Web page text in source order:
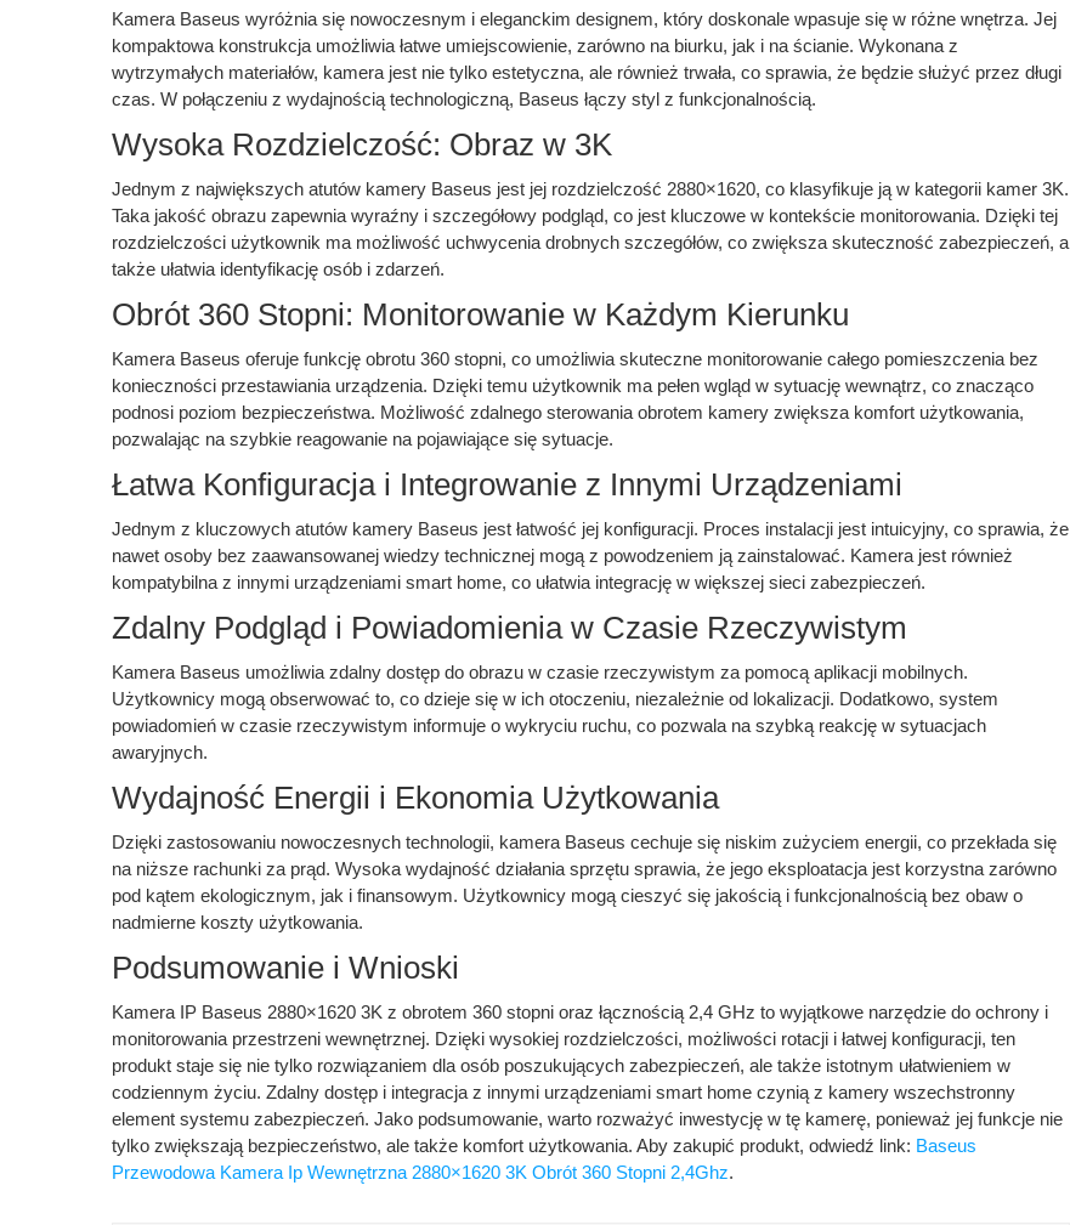
Kamera Baseus wyróżnia się nowoczesnym i eleganckim designem, który doskonale wpasuje się w różne wnętrza. Jej
kompaktowa konstrukcja umożliwia łatwe umiejscowienie, zarówno na biurku, jak i na ścianie. Wykonana z
wytrzymałych materiałów, kamera jest nie tylko estetyczna, ale również trwała, co sprawia, że będzie służyć przez długi
czas. W połączeniu z wydajnością technologiczną, Baseus łączy styl z funkcjonalnością.
Wysoka Rozdzielczość: Obraz w 3K
Jednym z największych atutów kamery Baseus jest jej rozdzielczość 2880×1620, co klasyfikuje ją w kategorii kamer 3K.
Taka jakość obrazu zapewnia wyraźny i szczegółowy podgląd, co jest kluczowe w kontekście monitorowania. Dzięki tej
rozdzielczości użytkownik ma możliwość uchwycenia drobnych szczegółów, co zwiększa skuteczność zabezpieczeń, a
także ułatwia identyfikację osób i zdarzeń.
Obrót 360 Stopni: Monitorowanie w Każdym Kierunku
Kamera Baseus oferuje funkcję obrotu 360 stopni, co umożliwia skuteczne monitorowanie całego pomieszczenia bez
konieczności przestawiania urządzenia. Dzięki temu użytkownik ma pełen wgląd w sytuację wewnątrz, co znacząco
podnosi poziom bezpieczeństwa. Możliwość zdalnego sterowania obrotem kamery zwiększa komfort użytkowania,
pozwalając na szybkie reagowanie na pojawiające się sytuacje.
Łatwa Konfiguracja i Integrowanie z Innymi Urządzeniami
Jednym z kluczowych atutów kamery Baseus jest łatwość jej konfiguracji. Proces instalacji jest intuicyjny, co sprawia, że
nawet osoby bez zaawansowanej wiedzy technicznej mogą z powodzeniem ją zainstalować. Kamera jest również
kompatybilna z innymi urządzeniami smart home, co ułatwia integrację w większej sieci zabezpieczeń.
Zdalny Podgląd i Powiadomienia w Czasie Rzeczywistym
Kamera Baseus umożliwia zdalny dostęp do obrazu w czasie rzeczywistym za pomocą aplikacji mobilnych.
Użytkownicy mogą obserwować to, co dzieje się w ich otoczeniu, niezależnie od lokalizacji. Dodatkowo, system
powiadomień w czasie rzeczywistym informuje o wykryciu ruchu, co pozwala na szybką reakcję w sytuacjach
awaryjnych.
Wydajność Energii i Ekonomia Użytkowania
Dzięki zastosowaniu nowoczesnych technologii, kamera Baseus cechuje się niskim zużyciem energii, co przekłada się
na niższe rachunki za prąd. Wysoka wydajność działania sprzętu sprawia, że jego eksploatacja jest korzystna zarówno
pod kątem ekologicznym, jak i finansowym. Użytkownicy mogą cieszyć się jakością i funkcjonalnością bez obaw o
nadmierne koszty użytkowania.
Podsumowanie i Wnioski
Kamera IP Baseus 2880×1620 3K z obrotem 360 stopni oraz łącznością 2,4 GHz to wyjątkowe narzędzie do ochrony i
monitorowania przestrzeni wewnętrznej. Dzięki wysokiej rozdzielczości, możliwości rotacji i łatwej konfiguracji, ten
produkt staje się nie tylko rozwiązaniem dla osób poszukujących zabezpieczeń, ale także istotnym ułatwieniem w
codziennym życiu. Zdalny dostęp i integracja z innymi urządzeniami smart home czynią z kamery wszechstronny
element systemu zabezpieczeń. Jako podsumowanie, warto rozważyć inwestycję w tę kamerę, ponieważ jej funkcje nie
tylko zwiększają bezpieczeństwo, ale także komfort użytkowania. Aby zakupić produkt, odwiedź link: Baseus
Przewodowa Kamera Ip Wewnętrzna 2880×1620 3K Obrót 360 Stopni 2,4Ghz.